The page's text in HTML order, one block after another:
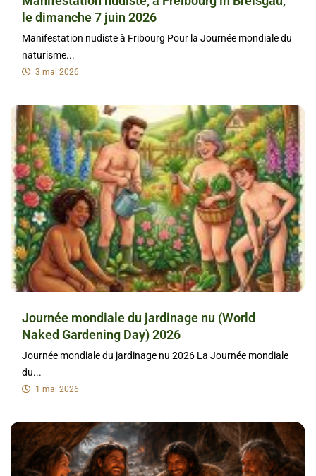
le dimanche 7 juin 2026
Manifestation nudiste à Fribourg Pour la Journée mondiale du
naturisme...
3 mai 2026
Journée mondiale du jardinage nu (World
Naked Gardening Day) 2026
Journée mondiale du jardinage nu 2026 La Journée mondiale
du...
1 mai 2026